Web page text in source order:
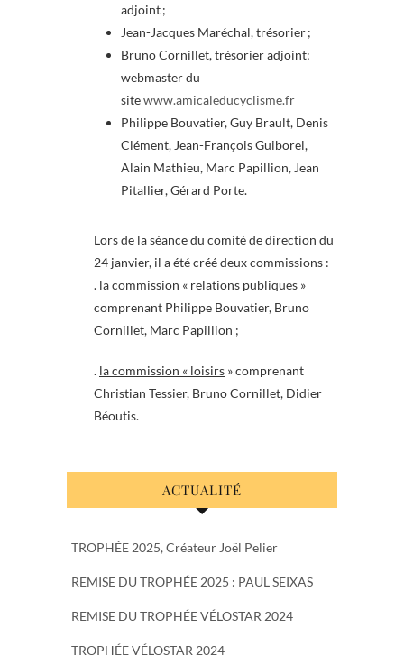
adjoint ;
Jean-Jacques Maréchal, trésorier ;
Bruno Cornillet, trésorier adjoint;
webmaster du
sitewww.amicaleducyclisme.fr
Philippe Bouvatier, Guy Brault, Denis
Clément, Jean-François Guiborel,
Alain Mathieu, Marc Papillion, Jean
Pitallier, Gérard Porte.
Lors de la séance du comité de direction du
24 janvier, il a été créé deux commissions :
. la commission « relations publiques »
comprenant Philippe Bouvatier, Bruno
Cornillet, Marc Papillion ;
. la commission « loisirs » comprenant
Christian Tessier, Bruno Cornillet, Didier
Béoutis.
ACTUALITÉ
TROPHÉE 2025, Créateur Joël Pelier
REMISE DU TROPHÉE 2025 : PAUL SEIXAS
REMISE DU TROPHÉE VÉLOSTAR 2024
TROPHÉE VÉLOSTAR 2024